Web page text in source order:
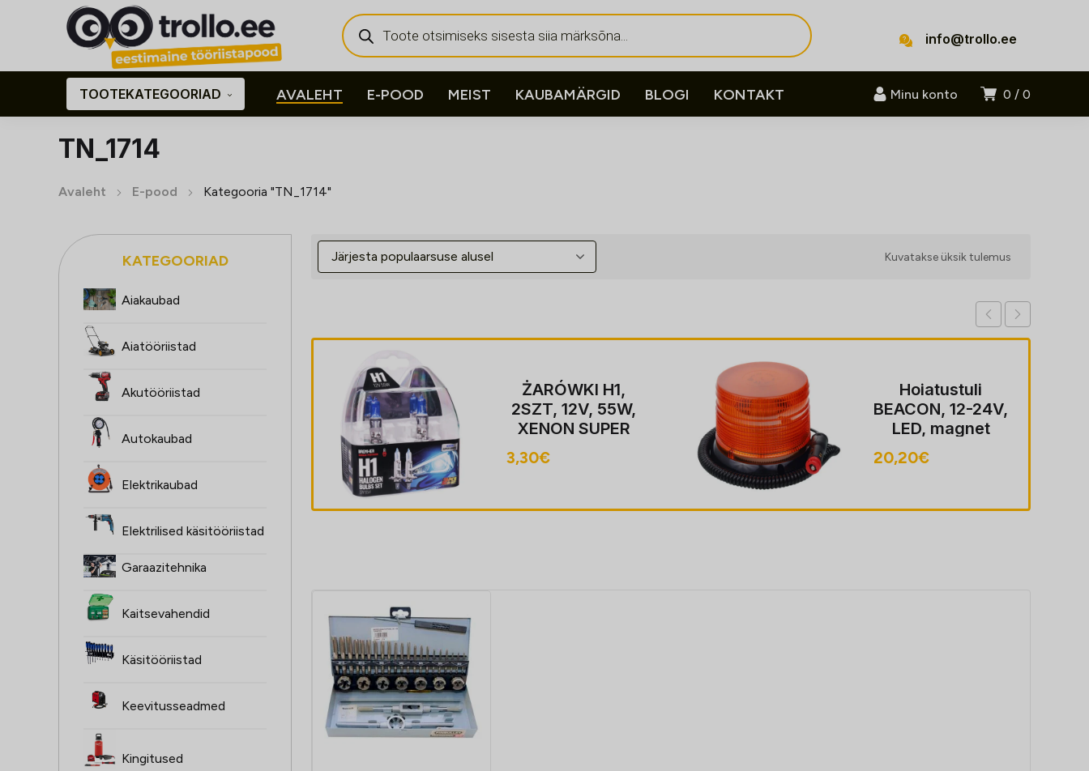
Products
search
info@trollo.ee
0 0
Minu konto
TOOTEKATEGOORIAD AVALEHT E-POOD MEIST KAUBAMÄRGID BLOGI KONTAKT
TN_1714
Avaleht E-pood Kategooria "TN_1714"
KATEGOORIAD
Aiakaubad
Aiatööriistad
Akutööriistad
Autokaubad
Elektrikaubad
Elektrilised käsitööriistad
Garaazitehnika
Kaitsevahendid
Käsitööriistad
Keevitusseadmed
Kingitused
Kuvatakse üksik tulemus
ŻARÓWKI H4,
SUPER valge
HOMOLOGACJA
ŻARÓWKI H1,
2SZT, 12V, 55W,
XENON SUPER
valge P14,5S,
4000K,
3,30€
Hoiatustuli
BEACON, 12-24V,
LED, magnet
MOUNT, ECE
R10, FLASHING,
koos pistik sobib
20,20€